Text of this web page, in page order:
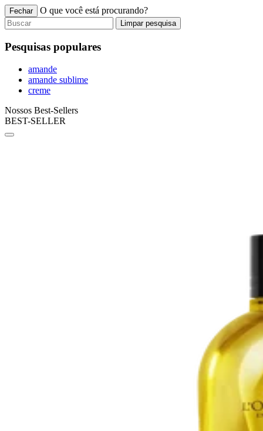
Fechar O que você está procurando?
Limpar pesquisa
Pesquisas populares
amande
amande sublime
creme
Nossos Best-Sellers
BEST-SELLER